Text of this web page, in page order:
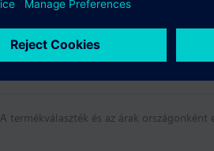
A termékválaszték és az árak országonként